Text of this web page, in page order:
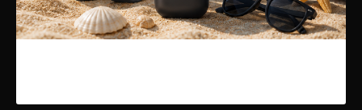
Τρόποι Αποστολής
Τρόποι Πληρωμής